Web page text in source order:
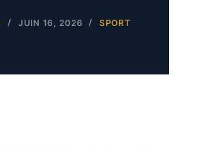
JUIN 16, 2026 SPORT